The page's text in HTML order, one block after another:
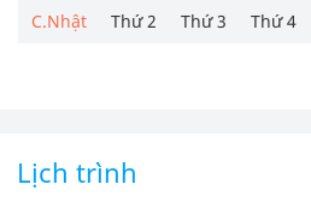
C.Nhật Thứ 2 Thứ 3 Thứ 4
Lịch trình